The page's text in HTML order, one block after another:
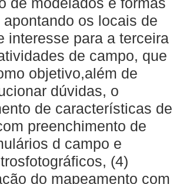
apontando os locais de
interesse para a terceira
de campo, que
objetivo,além de
dúvidas, o
de características de
preenchimento de
d campo e
(4)
do mapeamento com